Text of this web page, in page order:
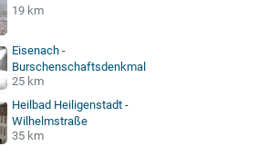
19 km
Eisenach -
Burschenschaftsdenkmal
25 km
Heilbad Heiligenstadt -
Wilhelmstraße
35 km